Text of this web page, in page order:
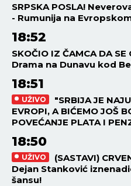
SRPSKA POSLA!
- Rumunija na
18:52
SKOČIO IZ ČAMCA DA SE
Drama na Dunavu kod
18:51
UŽIVO
"SRBIJA JE
EVROPI, A BIĆEMO JOŠ
POVEĆANJE PLATA I
18:50
UŽIVO
(SASTAVI)
Dejan Stanković
šansu!